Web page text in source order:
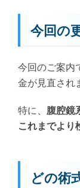
今回の
今回のご案内
金が見直され
特に、 腹腔鏡
これまでより
どの術